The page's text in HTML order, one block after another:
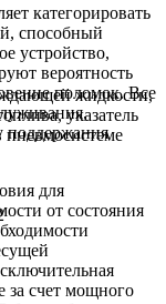
категорировать
способный
устройство,
вероятность
поломок. Все
поддержания
для
от состояния
за счет мощного
жидкости,
указатель
пневмосистеме